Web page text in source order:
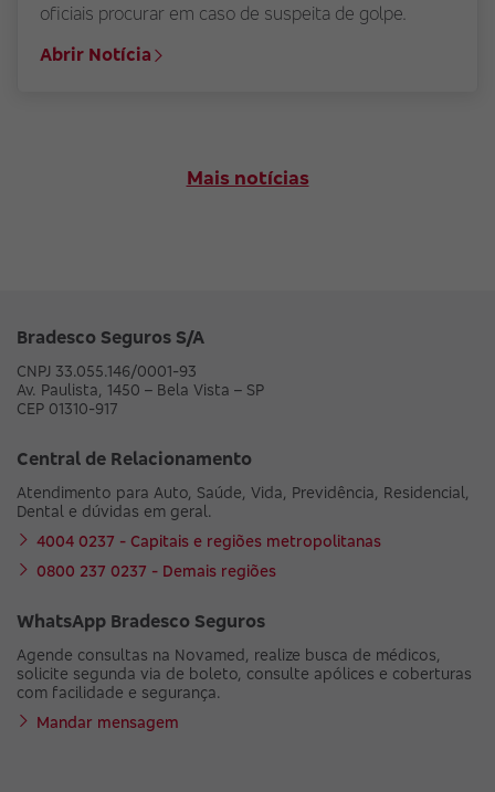
oficiais procurar em caso de suspeita de golpe.
Abrir Notícia
Mais notícias
Bradesco Seguros S/A
CNPJ 33.055.146/0001-93
Av. Paulista, 1450 – Bela Vista – SP
CEP 01310-917
Central de Relacionamento
Atendimento para Auto, Saúde, Vida, Previdência, Residencial,
Dental e dúvidas em geral.
4004 0237 - Capitais e regiões metropolitanas
0800 237 0237 - Demais regiões
WhatsApp Bradesco Seguros
Agende consultas na Novamed, realize busca de médicos,
solicite segunda via de boleto, consulte apólices e coberturas
com facilidade e segurança.
Mandar mensagem